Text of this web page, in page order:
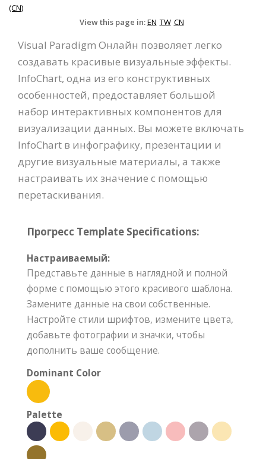
(CN)
View this page in:EN TW CN
Visual Paradigm Онлайн позволяет легко
создавать красивые визуальные эффекты.
InfoChart, одна из его конструктивных
особенностей, предоставляет большой
набор интерактивных компонентов для
визуализации данных. Вы можете включать
InfoChart в инфографику, презентации и
другие визуальные материалы, а также
настраивать их значение с помощью
перетаскивания.
Прогресс Template Specifications:
Настраиваемый:
Представьте данные в наглядной и полной
форме с помощью этого красивого шаблона.
Замените данные на свои собственные.
Настройте стили шрифтов, измените цвета,
добавьте фотографии и значки, чтобы
дополнить ваше сообщение.
Dominant Color
Palette